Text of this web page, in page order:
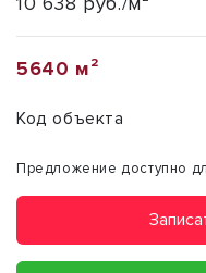
5640 м²
Код объекта
Предложение доступно